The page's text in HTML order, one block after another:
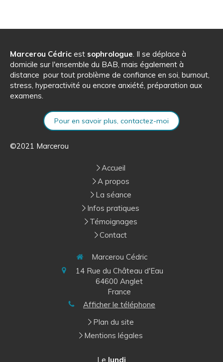
Marcerou Cédric est sophrologue. Il se déplace à
domicile sur l'ensemble du BAB, mais également à
distance pour tout problème de confiance en soi, burnout,
stress, hyperactivité ou encore anxiété, préparation aux
examens.
Pour en savoir plus, contactez-moi
©2021 Marcerou
Accueil
A propos
La séance
Infos pratiques
Témoignages
Contact
Marcerou Cédric
14 Rue du Château d'Eau
64600 Anglet
France
Afficher le téléphone
Plan du site
Mentions légales
Le lundi